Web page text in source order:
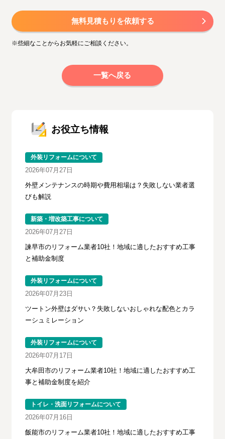
無料見積もりを依頼する
※些細なことからお気軽にご相談ください。
一覧へ戻る
お役立ち情報
外装リフォームについて
2026年07月27日
外壁メンテナンスの時期や費用相場は？失敗しない業者選
びも解説
新築・増改築工事について
2026年07月27日
諫早市のリフォーム業者10社！地域に適したおすすめ工事
と補助金制度
外装リフォームについて
2026年07月23日
ツートン外壁はダサい？失敗しないおしゃれな配色とカラ
ーシュミレーション
外装リフォームについて
2026年07月17日
大牟田市のリフォーム業者10社！地域に適したおすすめ工
事と補助金制度を紹介
トイレ・洗面リフォームについて
2026年07月16日
飯能市のリフォーム業者10社！地域に適したおすすめ工事